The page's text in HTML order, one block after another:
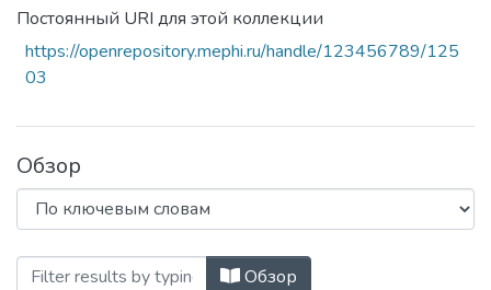
Постоянный URI для этой коллекции
https://openrepository.mephi.ru/handle/123456789/125
03
Обзор
Просмотр 2007_Нейроинформатика
Обзор